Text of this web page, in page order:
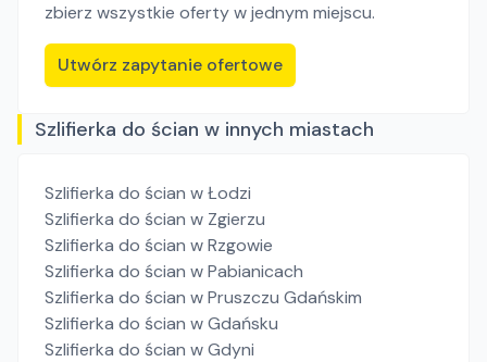
zbierz wszystkie oferty w jednym miejscu.
Utwórz zapytanie ofertowe
Szlifierka do ścian w innych miastach
Szlifierka do ścian w Łodzi
Szlifierka do ścian w Zgierzu
Szlifierka do ścian w Rzgowie
Szlifierka do ścian w Pabianicach
Szlifierka do ścian w Pruszczu Gdańskim
Szlifierka do ścian w Gdańsku
Szlifierka do ścian w Gdyni